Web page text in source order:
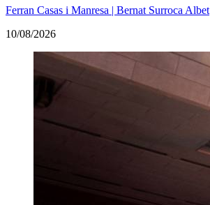
Ferran Casas i Manresa | Bernat Surroca Albet
10/08/2026